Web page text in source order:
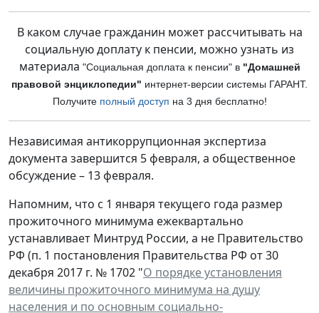
В каком случае гражданин может рассчитывать на
социальную доплату к пенсии, можно узнать из
материала "Социальная доплата к пенсии" в "Домашней
правовой энциклопедии" интернет-версии системы ГАРАНТ.
Получите полный доступ на 3 дня бесплатно!
Независимая антикоррупционная экспертиза
документа завершится 5 февраля, а общественное
обсуждение – 13 февраля.
Напомним, что с 1 января текущего года размер
прожиточного минимума ежеквартально
устанавливает Минтруд России, а не Правительство
РФ (п. 1 постановления Правительства РФ от 30
декабря 2017 г. № 1702 "О порядке установления
величины прожиточного минимума на душу
населения и по основным социально-